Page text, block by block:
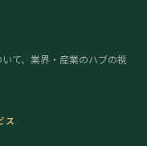
て、業界・産業のハブの視
ス